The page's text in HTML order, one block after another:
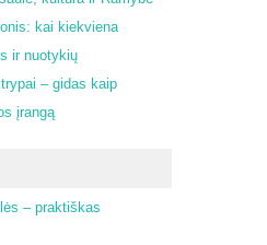
kai kiekviena
ir nuotykių
– gidas kaip
įrangą
– praktiškas